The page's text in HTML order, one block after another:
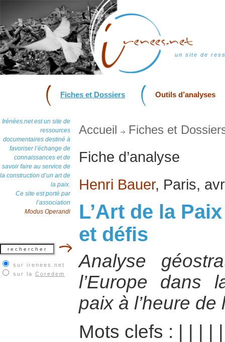
un site de
Fiches et Dossiers Outils d’analyses
Irénées.net est un site de
ressources
documentaires destiné à
favoriser l’échange de
connaissances et de
savoir faire au service de
la construction d’un art de
la paix.
Ce site est porté par
l’association
Modus Operandi
sur irenees.net
sur la Coredem
Accueil Fiches et
Fiche d’analyse
Henri Bauer, Paris,
L’Art de la
et défis
Analyse
l’Europe dans
paix à l’heure
Mots clefs :